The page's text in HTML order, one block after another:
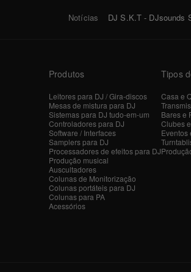
Notícias DJ S.K.T - DJsounds
Produtos
Leitores para DJ / Gira-discos
Mesas de mistura para DJ
Sistemas para DJ tudo-em-um
Controladores para DJ
Software / Interfaces
Samplers para DJ
Processadores de efeitos para DJ
Produção musical
Auscultadores
Colunas de Monitorização
Colunas portáteis para DJ
Colunas para PA
Acessórios
Tipos
Casa e
Bares e
Clubes
Eventos